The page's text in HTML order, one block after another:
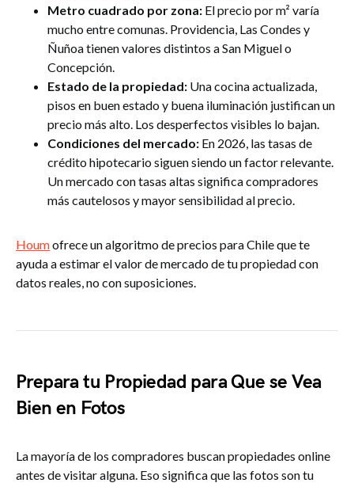
Metro cuadrado por zona: El precio por m² varía
mucho entre comunas. Providencia, Las Condes y
Ñuñoa tienen valores distintos a San Miguel o
Concepción.
Estado de la propiedad: Una cocina actualizada,
pisos en buen estado y buena iluminación justifican un
precio más alto. Los desperfectos visibles lo bajan.
Condiciones del mercado: En 2026, las tasas de
crédito hipotecario siguen siendo un factor relevante.
Un mercado con tasas altas significa compradores
más cautelosos y mayor sensibilidad al precio.
Houmofrece un algoritmo de precios para Chile que te
ayuda a estimar el valor de mercado de tu propiedad con
datos reales, no con suposiciones.
Prepara tu Propiedad para Que se Vea
Bien en Fotos
La mayoría de los compradores buscan propiedades online
antes de visitar alguna. Eso significa que las fotos son tu